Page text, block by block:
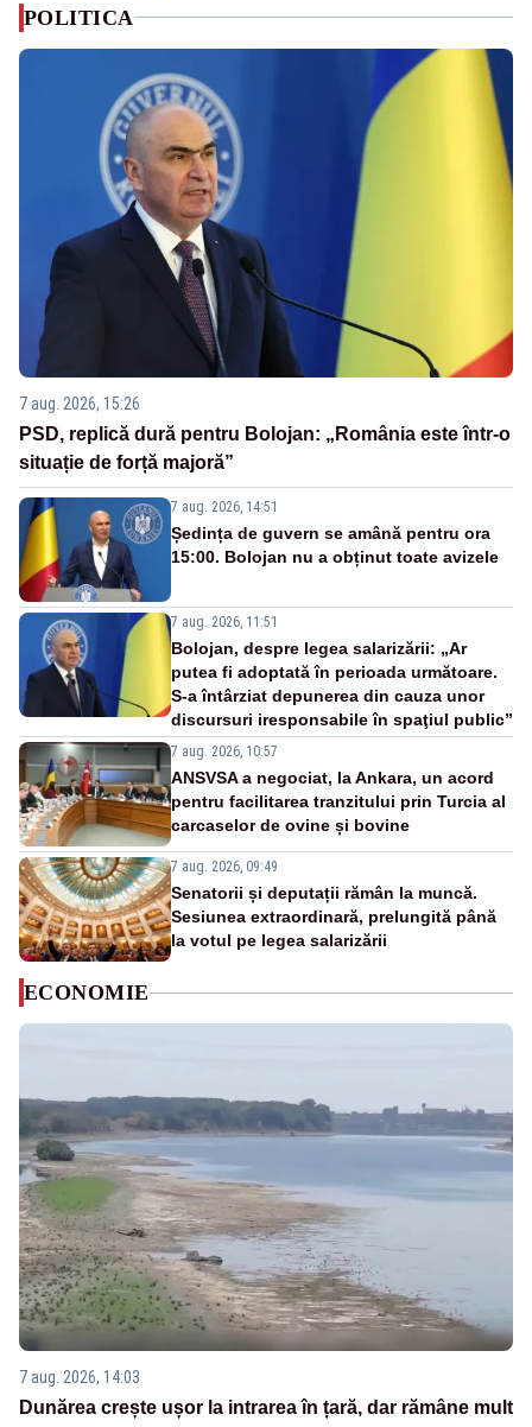
POLITICA
7 aug. 2026, 15:26
PSD, replică dură pentru Bolojan: „România este într-o
situație de forță majoră”
7 aug. 2026, 14:51
Ședința de guvern se amână pentru ora
15:00. Bolojan nu a obținut toate avizele
7 aug. 2026, 11:51
Bolojan, despre legea salarizării: „Ar
putea fi adoptată în perioada următoare.
S-a întârziat depunerea din cauza unor
discursuri iresponsabile în spaţiul public”
7 aug. 2026, 10:57
ANSVSA a negociat, la Ankara, un acord
pentru facilitarea tranzitului prin Turcia al
carcaselor de ovine și bovine
7 aug. 2026, 09:49
Senatorii și deputații rămân la muncă.
Sesiunea extraordinară, prelungită până
la votul pe legea salarizării
ECONOMIE
7 aug. 2026, 14:03
Dunărea crește ușor la intrarea în țară, dar rămâne mult